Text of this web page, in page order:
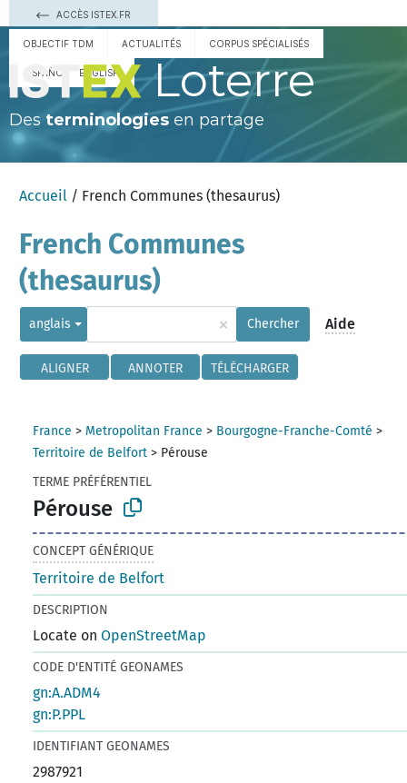
ACCÈS ISTEX.FR
OBJECTIF TDM ACTUALITÉS CORPUS SPÉCIALISÉS
ESPAÑOL ENGLISH Loterre
Des terminologies en partage
Accueil / French Communes (thesaurus)
French Communes
(thesaurus)
anglais × Chercher Aide
ALIGNER ANNOTER TÉLÉCHARGER
France > Metropolitan France > Bourgogne-Franche-Comté >
Territoire de Belfort > Pérouse
TERME PRÉFÉRENTIEL
Pérouse
CONCEPT GÉNÉRIQUE
Territoire de Belfort
DESCRIPTION
Locate onOpenStreetMap
CODE D'ENTITÉ GEONAMES
gn:A.ADM4
gn:P.PPL
IDENTIFIANT GEONAMES
2987921